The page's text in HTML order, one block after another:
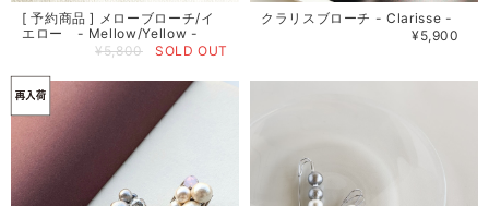
[ 予約商品 ] メローブローチ/イ
エロー - Mellow/Yellow -
¥5,800
SOLD OUT
クラリスブローチ - Clarisse -
¥5,900